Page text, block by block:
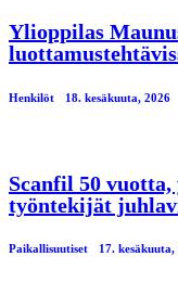
Ylioppilas
Henkilöt 18. kesäkuuta, 2026
Scanfil 50
työntekijät
Paikallisuutiset 17. kesäkuuta,